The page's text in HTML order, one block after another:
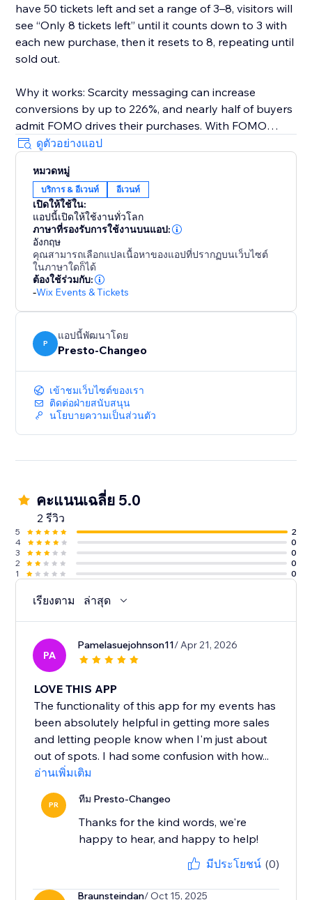
have 50 tickets left and set a range of 3–8, visitors will
see “Only 8 tickets left” until it counts down to 3 with
each new purchase, then it resets to 8, repeating until
sold out.
Why it works: Scarcity messaging can increase
conversions by up to 226%, and nearly half of buyers
admit FOMO drives their purchases. With FOMO
Tickets, you can tap into this psychology and watch
your sales grow.
Perfect for concerts, workshops, festivals, and any
event where early sales matter.
Start your Free Trial today.
ดูตัวอย่างแอป
หมวดหมู่
บริการ & อีเวนท์ อีเวนท์
เปิดให้ใช้ใน:
แอปนี้เปิดให้ใช้งานทั่วโลก
ภาษาที่รองรับการใช้งานบนแอป:
อังกฤษ
คุณสามารถเลือกแปลเนื้อหาของแอปที่ปรากฏบนเว็บไซต์
ในภาษาใดก็ได้
ต้องใช้ร่วมกับ:
-Wix Events & Tickets
P
แอปนี้พัฒนาโดย
Presto-Changeo
เข้าชมเว็บไซต์ของเรา
ติดต่อฝ่ายสนับสนุน
นโยบายความเป็นส่วนตัว
คะแนนเฉลี่ย 5.0
2 รีวิว
5
2
4
0
3
0
2
0
1
0
เรียงตาม ล่าสุด
PA
Pamelasuejohnson11/ Apr 21, 2026
LOVE THIS APP
The functionality of this app for my events has
been absolutely helpful in getting more sales
and letting people know when I'm just about
out of spots. I had some confusion with how...
อ่านเพิ่มเติม
PR ทีม Presto-Changeo
Thanks for the kind words, we're
มีประโยชน์ (0)
Braunsteindan/ Oct 15, 2025